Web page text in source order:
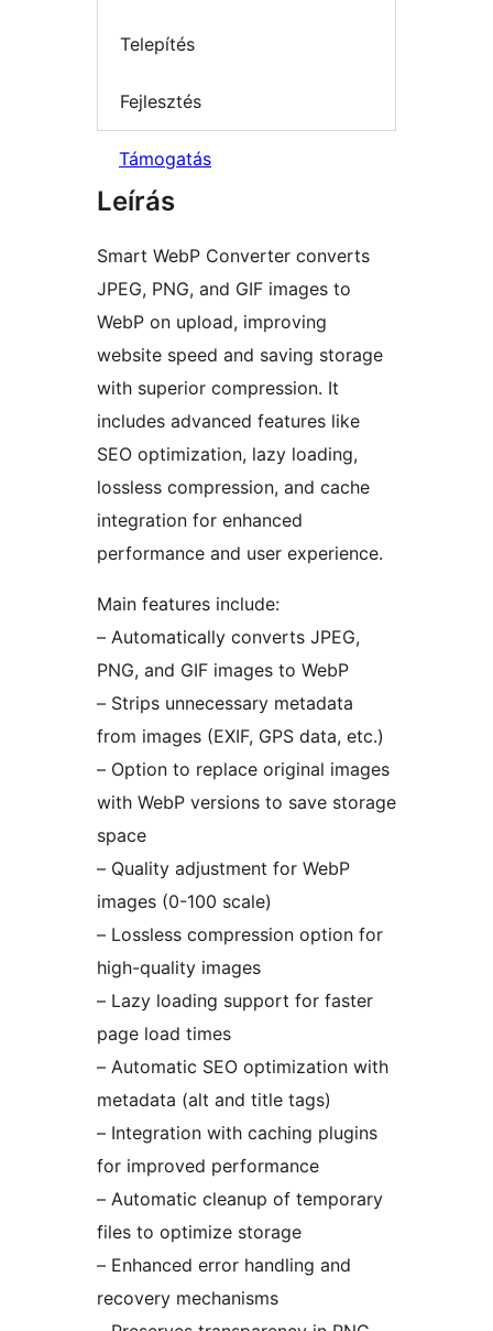
Telepítés
Fejlesztés
Támogatás
Leírás
Smart WebP Converter converts
JPEG, PNG, and GIF images to
WebP on upload, improving
website speed and saving storage
with superior compression. It
includes advanced features like
SEO optimization, lazy loading,
lossless compression, and cache
integration for enhanced
performance and user experience.
Main features include:
– Automatically converts JPEG,
PNG, and GIF images to WebP
– Strips unnecessary metadata
from images (EXIF, GPS data, etc.)
– Option to replace original images
with WebP versions to save storage
space
– Quality adjustment for WebP
images (0-100 scale)
– Lossless compression option for
high-quality images
– Lazy loading support for faster
page load times
– Automatic SEO optimization with
metadata (alt and title tags)
– Integration with caching plugins
for improved performance
– Automatic cleanup of temporary
files to optimize storage
– Enhanced error handling and
recovery mechanisms